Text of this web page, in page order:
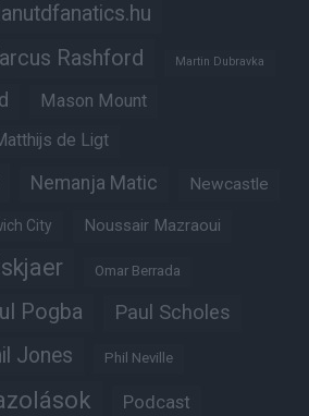
Rashford Martin Dubravka
Mason Mount
de Ligt
Nemanja Matic Newcastle
City Noussair Mazraoui
Omar Berrada
Pogba Paul Scholes
Jones Phil Neville
Podcast